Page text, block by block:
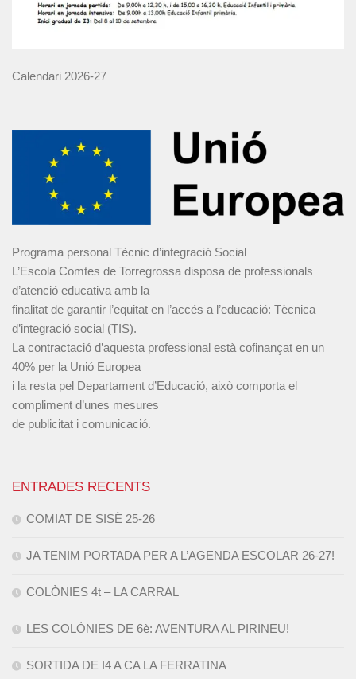
Calendari 2026-27
Programa personal Tècnic d’integració Social
L’Escola Comtes de Torregrossa disposa de professionals
d’atenció educativa amb la
finalitat de garantir l’equitat en l’accés a l’educació: Tècnica
d’integració social (TIS).
La contractació d’aquesta professional està cofinançat en un
40% per la Unió Europea
i la resta pel Departament d’Educació, això comporta el
compliment d’unes mesures
de publicitat i comunicació.
ENTRADES RECENTS
COMIAT DE SISÈ 25-26
JA TENIM PORTADA PER A L’AGENDA ESCOLAR 26-27!
COLÒNIES 4t – LA CARRAL
LES COLÒNIES DE 6è: AVENTURA AL PIRINEU!
SORTIDA DE I4 A CA LA FERRATINA